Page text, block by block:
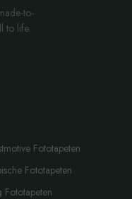
to-
to life.
Fototapeten
Fototapeten
Fototapeten